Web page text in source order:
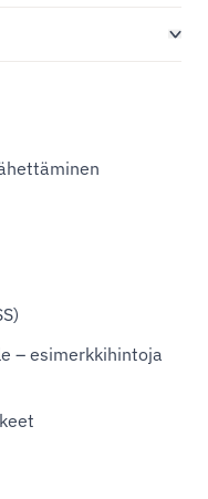
– esimerkkihintoja